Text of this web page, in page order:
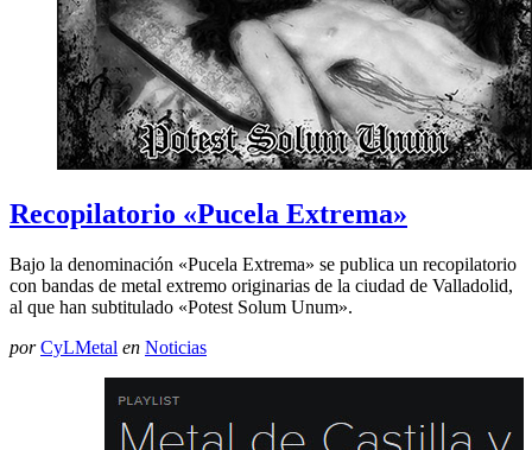
Recopilatorio «Pucela Extrema»
Bajo la denominación «Pucela Extrema» se publica un recopilatorio
con bandas de metal extremo originarias de la ciudad de Valladolid,
al que han subtitulado «Potest Solum Unum».
por CyLMetal en Noticias